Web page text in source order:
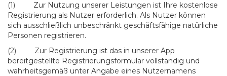
(1) Zur Nutzung unserer Leistungen ist Ihre kostenlose
Registrierung als Nutzer erforderlich. Als Nutzer können
sich ausschließlich unbeschränkt geschäftsfähige natürliche
Personen registrieren.
(2) Zur Registrierung ist das in unserer App
bereitgestellte Registrierungsformular vollständig und
wahrheitsgemäß unter Angabe eines Nutzernamens